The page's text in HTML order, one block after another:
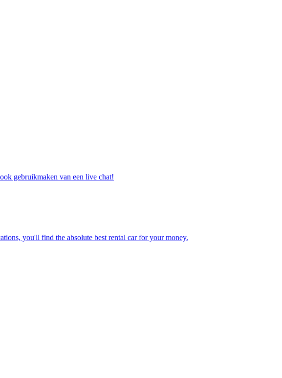
gebruikmaken van een live chat!
you'll find the absolute best rental car for your money.